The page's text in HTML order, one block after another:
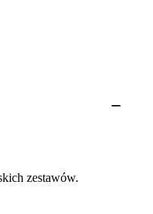
zestawów.